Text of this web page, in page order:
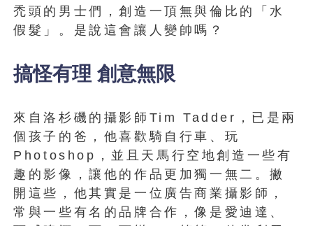
禿頭的男士們，創造一頂無與倫比的「水
假髮」。是說這會讓人變帥嗎？
搞怪有理 創意無限
來自洛杉磯的攝影師Tim Tadder，已是兩
個孩子的爸，他喜歡騎自行車、玩
Photoshop，並且天馬行空地創造一些有
趣的影像，讓他的作品更加獨一無二。撇
開這些，他其實是一位廣告商業攝影師，
常與一些有名的品牌合作，像是愛迪達、